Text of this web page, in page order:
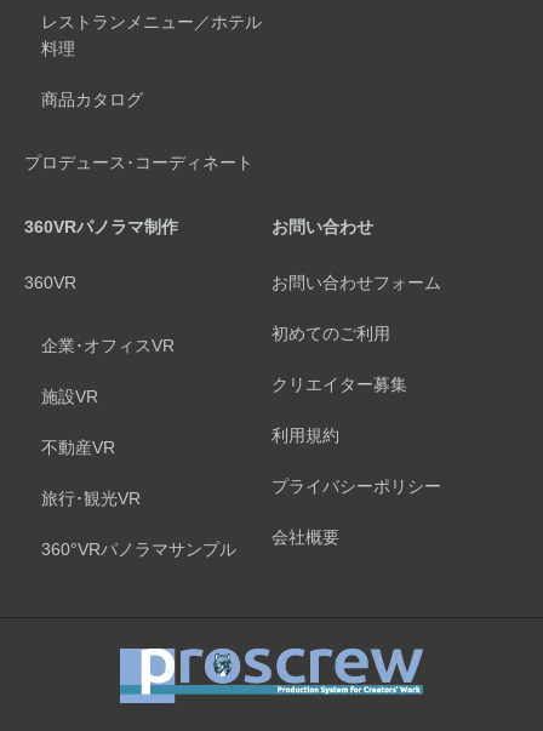
レストランメニュー／ホテル
料理
商品カタログ
プロデュース･コーディネート
360VRパノラマ制作
360VR
企業･オフィスVR
施設VR
不動産VR
旅行･観光VR
360°VRパノラマサンプル
お問い合わせ
お問い合わせフォーム
初めてのご利用
クリエイター募集
利用規約
プライバシーポリシー
会社概要